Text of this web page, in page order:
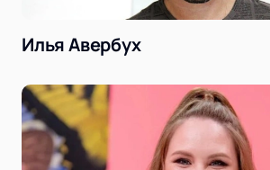
Илья Авербух